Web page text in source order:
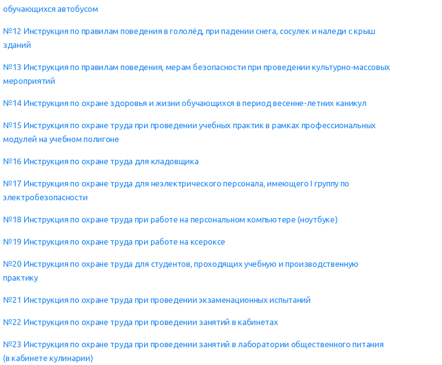
обучающихся автобусом
№12 Инструкция по правилам поведения в гололёд, при падении снега, сосулек и наледи с крыш
зданий
№13 Инструкция по правилам поведения, мерам безопасности при проведении культурно-массовых
мероприятий
№14 Инструкция по охране здоровья и жизни обучающихся в период весенне-летних каникул
№15 Инструкция по охране труда при проведении учебных практик в рамках профессиональных
модулей на учебном полигоне
№16 Инструкция по охране труда для кладовщика
№17 Инструкция по охране труда для неэлектрического персонала, имеющего I группу по
электробезопасности
№18 Инструкция по охране труда при работе на персональном компьютере (ноутбуке)
№19 Инструкция по охране труда при работе на ксероксе
№20 Инструкция по охране труда для студентов, проходящих учебную и производственную
практику
№21 Инструкция по охране труда при проведении экзаменационных испытаний
№22 Инструкция по охране труда при проведении занятий в кабинетах
№23 Инструкция по охране труда при проведении занятий в лаборатории общественного питания
(в кабинете кулинарии)